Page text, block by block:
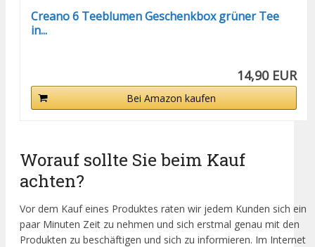
Creano 6 Teeblumen Geschenkbox grüner Tee
in...
14,90 EUR
Bei Amazon kaufen
Worauf sollte Sie beim Kauf
achten?
Vor dem Kauf eines Produktes raten wir jedem Kunden sich ein
paar Minuten Zeit zu nehmen und sich erstmal genau mit den
Produkten zu beschäftigen und sich zu informieren. Im Internet